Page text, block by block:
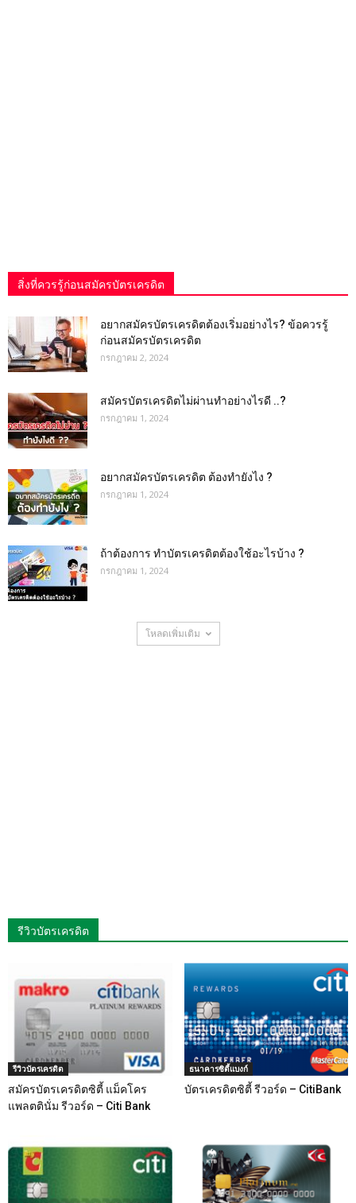
สิ่งที่ควรรู้ก่อนสมัครบัตรเครดิต
อยากสมัครบัตรเครดิตต้องเริ่มอย่างไร? ข้อควรรู้
ก่อนสมัครบัตรเครดิต
กรกฎาคม 2, 2024
สมัครบัตรเครดิตไม่ผ่านทำอย่างไรดี ..?
กรกฎาคม 1, 2024
อยากสมัครบัตรเครดิต ต้องทำยังไง ?
กรกฎาคม 1, 2024
ถ้าต้องการ ทําบัตรเครดิตต้องใช้อะไรบ้าง ?
กรกฎาคม 1, 2024
โหลดเพิ่มเติม
รีวิวบัตรเครดิต
รีวิวบัตรเครดิต
สมัครบัตรเครดิตซิตี้ แม็คโคร
แพลตตินั่ม รีวอร์ด – Citi Bank
ธนาคารซิตี้แบงก์
บัตรเครดิตซิตี้ รีวอร์ด – CitiBank